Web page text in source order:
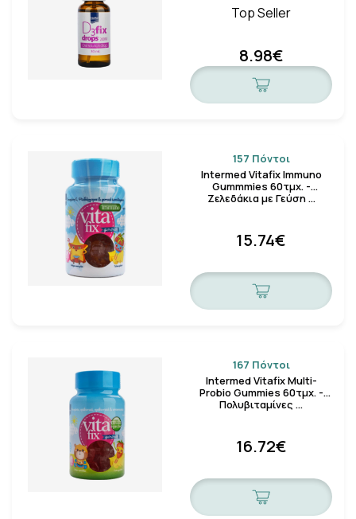
Top Seller
8.98€
157 Πόντοι
Intermed Vitafix Immuno
Gummmies 60τμχ. -
Ζελεδάκια με Γεύση …
15.74€
167 Πόντοι
Intermed Vitafix Multi-
Probio Gummies 60τμχ. -
Πολυβιταμίνες …
16.72€